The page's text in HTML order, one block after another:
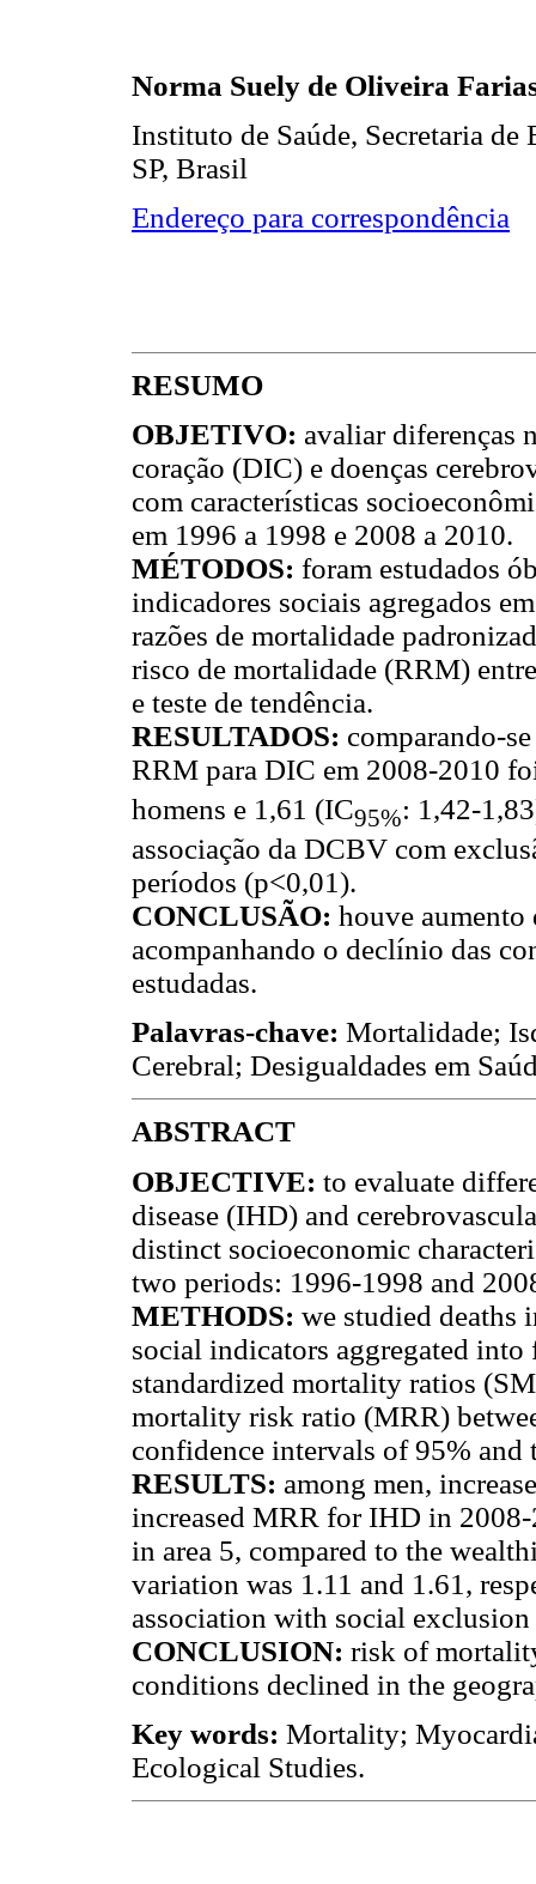
Norma Suely de Oliveira
Instituto de Saúde, Secretaria de
SP, Brasil
Endereço para correspondência
RESUMO
OBJETIVO: avaliar diferenças
coração (DIC) e doenças
com características
em 1996 a 1998 e 2008 a 2010.
MÉTODOS: foram estudados
indicadores sociais agregados
razões de mortalidade
risco de mortalidade (RRM)
e teste de tendência.
RESULTADOS: comparando-
RRM para DIC em 2008-2010
homens e 1,61 (IC95%: 1,42-
associação da DCBV com
períodos (p<0,01).
CONCLUSÃO: houve
acompanhando o declínio das
estudadas.
Palavras-chave: Mortalidade;
Cerebral; Desigualdades em
ABSTRACT
OBJECTIVE: to evaluate
disease (IHD) and
distinct socioeconomic
two periods: 1996-1998 and
METHODS: we studied deaths
social indicators aggregated
standardized mortality ratios
mortality risk ratio (MRR)
confidence intervals of 95% and
RESULTS: among men,
increased MRR for IHD in
in area 5, compared to the
variation was 1.11 and 1.61,
association with social
CONCLUSION: risk of
conditions declined in the
Key words: Mortality;
Ecological Studies.